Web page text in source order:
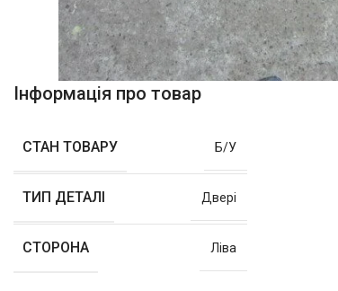
Інформація про товар
СТАН ТОВАРУ Б/У
ТИП ДЕТАЛІ Двері
СТОРОНА Ліва